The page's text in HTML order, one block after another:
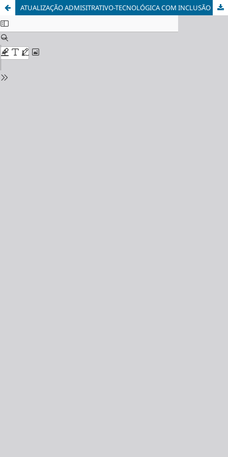
ATUALIZAÇÃO ADMISITRATIVO-TECNOLÓGICA COM INCLUSÃO DA TECNOLOGIA DA INFORMAÇÃO NO SETOR DE SERVIÇO SOCIAL DO HOSPITAL MUNICIPAL PÚBLICO DA SERRA (HPMS)